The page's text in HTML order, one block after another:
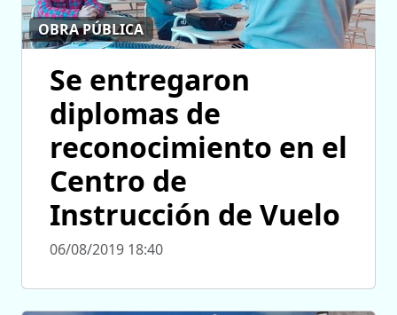
OBRA PÚBLICA
Se entregaron
diplomas de
reconocimiento en el
Centro de
Instrucción de Vuelo
06/08/2019 18:40